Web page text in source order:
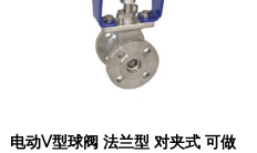
电动V型球阀 法兰型 对夹式 可做